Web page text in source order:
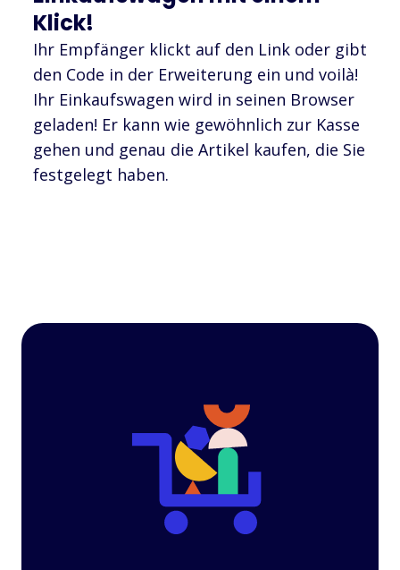
Klick!
Ihr Empfänger klickt auf den Link oder gibt
den Code in der Erweiterung ein und voilà!
Ihr Einkaufswagen wird in seinen Browser
geladen! Er kann wie gewöhnlich zur Kasse
gehen und genau die Artikel kaufen, die Sie
festgelegt haben.